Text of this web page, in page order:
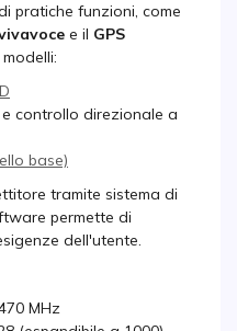
pratiche funzioni, come
e il GPS
controllo direzionale a
base)
tramite sistema di
permette di
dell'utente.
MHz